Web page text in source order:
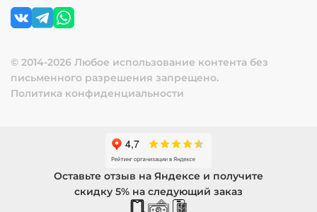
© 2014-2026 Любое использование контента без
письменного разрешения запрещено.
Политика конфиденциальности
Оставьте отзыв на Яндексе и получите
скидку 5% на следующий заказ